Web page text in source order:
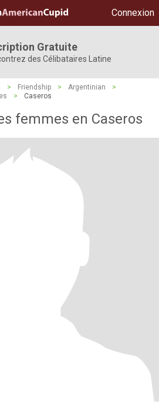
Connexion
Gratuite
des Célibataires Latine
> Friendship > Argentinian
>
> Caseros
femmes en Caseros